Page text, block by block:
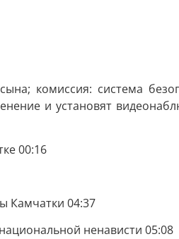
комиссия: система
и установят
00:16
Камчатки 04:37
ненависти 05:08